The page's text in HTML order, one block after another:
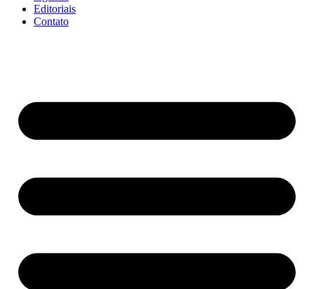
Editoriais
Contato